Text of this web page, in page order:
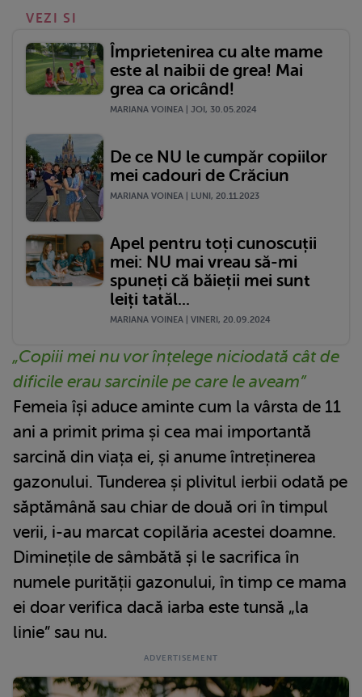
VEZI SI
Împrietenirea cu alte mame
este al naibii de grea! Mai
grea ca oricând!
MARIANA VOINEA | JOI, 30.05.2024
De ce NU le cumpăr copiilor
mei cadouri de Crăciun
MARIANA VOINEA | LUNI, 20.11.2023
Apel pentru toți cunoscuții
mei: NU mai vreau să-mi
spuneți că băieții mei sunt
leiți tatăl...
MARIANA VOINEA | VINERI, 20.09.2024
„Copiii mei nu vor înțelege niciodată cât de
dificile erau sarcinile pe care le aveam”
Femeia își aduce aminte cum la vârsta de 11
ani a primit prima și cea mai importantă
sarcină din viața ei, și anume întreținerea
gazonului. Tunderea și plivitul ierbii odată pe
săptămână sau chiar de două ori în timpul
verii, i-au marcat copilăria acestei doamne.
Diminețile de sâmbătă și le sacrifica în
numele purității gazonului, în timp ce mama
ei doar verifica dacă iarba este tunsă „la
linie” sau nu.